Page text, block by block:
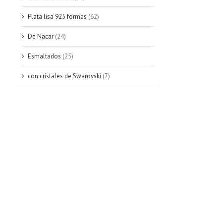
Plata lisa 925 formas (62)
De Nacar (24)
Esmaltados (25)
con cristales de Swarovski (7)